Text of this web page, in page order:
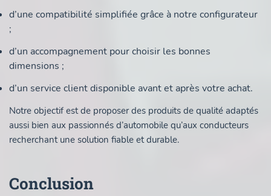
d’une compatibilité simplifiée grâce à notre configurateur
;
d’un accompagnement pour choisir les bonnes
dimensions ;
d’un service client disponible avant et après votre achat.
Notre objectif est de proposer des produits de qualité adaptés
aussi bien aux passionnés d’automobile qu’aux conducteurs
recherchant une solution fiable et durable.
Conclusion